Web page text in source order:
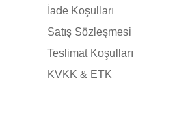
İade Koşulları
Satış Sözleşmesi
Teslimat Koşulları
KVKK & ETK